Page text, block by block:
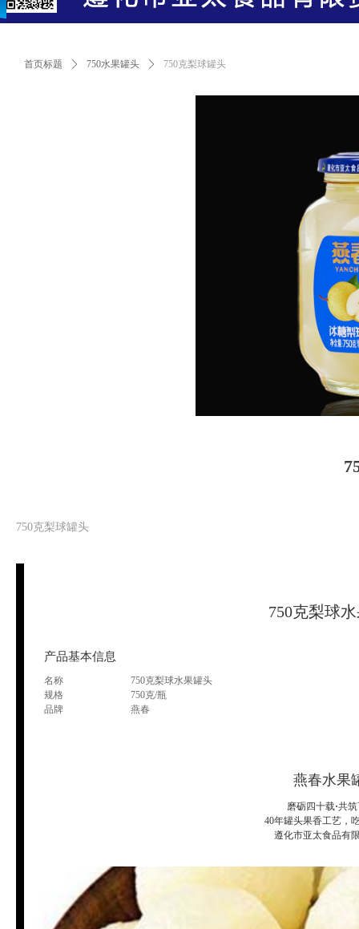
首页标题 ꄲ 750水果罐头 ꄲ 750克梨球罐头
750克梨球罐头
750克梨球
产品基本信息
名称
750克梨球水果罐头
规格
750克/瓶
品牌
燕春
燕春水果
磨砺四十载·共
40年罐头果香工艺，
遵化市亚太食品有